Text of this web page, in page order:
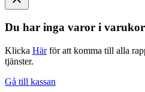
Du har inga varor i
Klicka Härför att komma till alla
tjänster.
Gå till kassan